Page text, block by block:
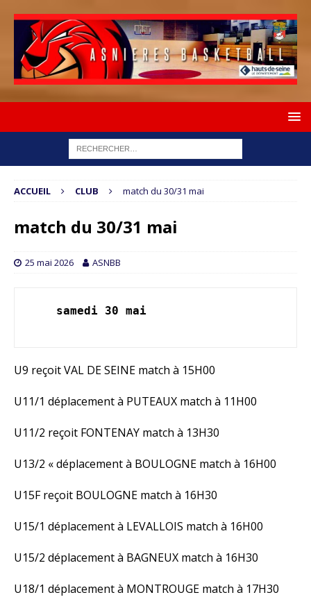
ACCUEIL CLUB match du 30/31 mai
match du 30/31 mai
25 mai 2026 ASNBB
samedi 30 mai
U9 reçoit VAL DE SEINE match à 15H00
U11/1 déplacement à PUTEAUX match à 11H00
U11/2 reçoit FONTENAY match à 13H30
U13/2 « déplacement à BOULOGNE match à 16H00
U15F reçoit BOULOGNE match à 16H30
U15/1 déplacement à LEVALLOIS match à 16H00
U15/2 déplacement à BAGNEUX match à 16H30
U18/1 déplacement à MONTROUGE match à 17H30